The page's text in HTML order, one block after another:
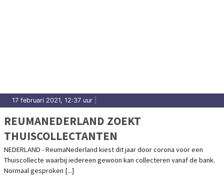
17 februari 2021, 12:37 uur
REUMANEDERLAND ZOEKT
THUISCOLLECTANTEN
NEDERLAND - ReumaNederland kiest dit jaar door corona voor een
Thuiscollecte waarbij iedereen gewoon kan collecteren vanaf de bank.
Normaal gesproken [...]